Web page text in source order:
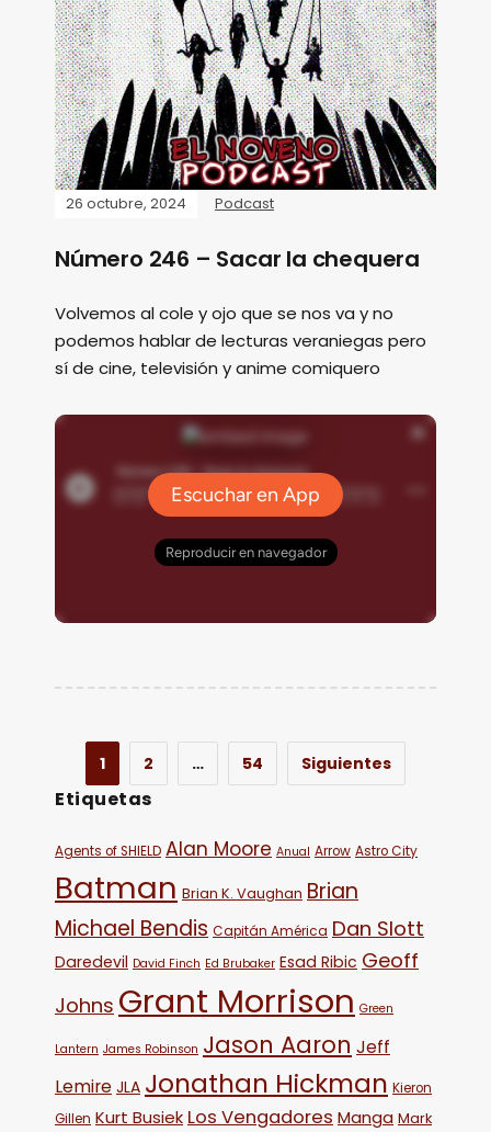
26 octubre, 2024 Podcast
Número 246 – Sacar la chequera
Volvemos al cole y ojo que se nos va y no
podemos hablar de lecturas veraniegas pero
sí de cine, televisión y anime comiquero
1 2 … 54 Siguientes
Etiquetas
Agents of SHIELD Alan Moore Anual Arrow Astro City
Batman Brian K. Vaughan Brian
Michael Bendis Capitán América Dan Slott
Daredevil David Finch Ed Brubaker Esad Ribic Geoff
Johns Grant Morrison Green
Lantern James Robinson Jason Aaron Jeff
Lemire JLA Jonathan Hickman Kieron
Gillen Kurt Busiek Los Vengadores Manga Mark